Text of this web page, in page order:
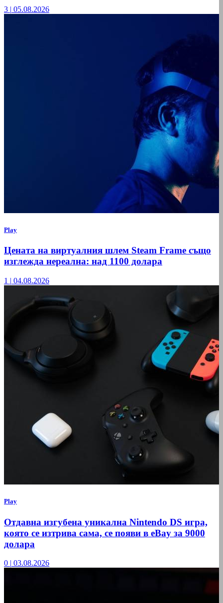
3 | 05.08.2026
Play
Цената на виртуалния шлем Steam Frame също
изглежда нереална: над 1100 долара
1 | 04.08.2026
Play
Отдавна изгубена уникална Nintendo DS игра,
която се изтрива сама, се появи в eBay за 9000
долара
0 | 03.08.2026